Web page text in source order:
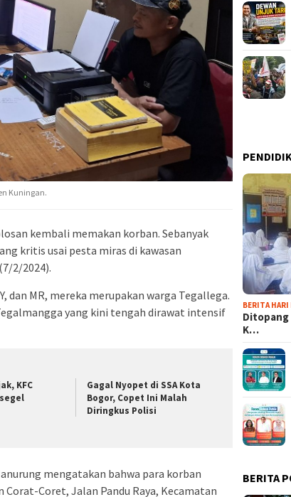
Kuningan.
kembali memakan korban. Sebanyak
kritis usai pesta miras di kawasan
2/2024).
dan MR, mereka merupakan warga Tegallega.
yang kini tengah dirawat intensif
KFC
Gagal Nyopet di SSA Kota
Bogor, Copet Ini Malah
Diringkus Polisi
mengatakan bahwa para korban
Coret, Jalan Pandu Raya, Kecamatan
BERITA
Ditopang
K…
BERITA